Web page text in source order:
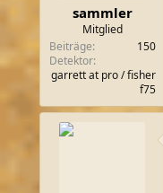
sammler
Mitglied
Beiträge
150
Detektor
garrett at pro / fisher
f75